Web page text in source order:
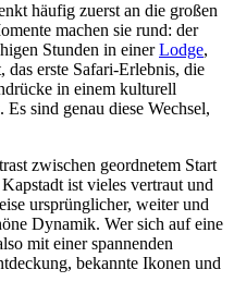
häufig zuerst an die großen
machen sie rund: der
Stunden in einerLodge,
das erste Safari-Erlebnis, die
in einem kulturell
sind genau diese Wechsel,
zwischen geordnetem Start
ist vieles vertraut und
ursprünglicher, weiter und
Dynamik. Wer sich auf eine
mit einer spannenden
bekannte Ikonen und